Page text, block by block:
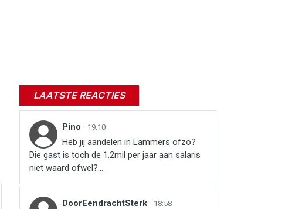
LAATSTE REACTIES
Pino · 19:10
Heb jij aandelen in Lammers ofzo?
Die gast is toch de 1.2mil per jaar aan salaris
niet waard ofwel?...
DoorEendrachtSterk · 18:58